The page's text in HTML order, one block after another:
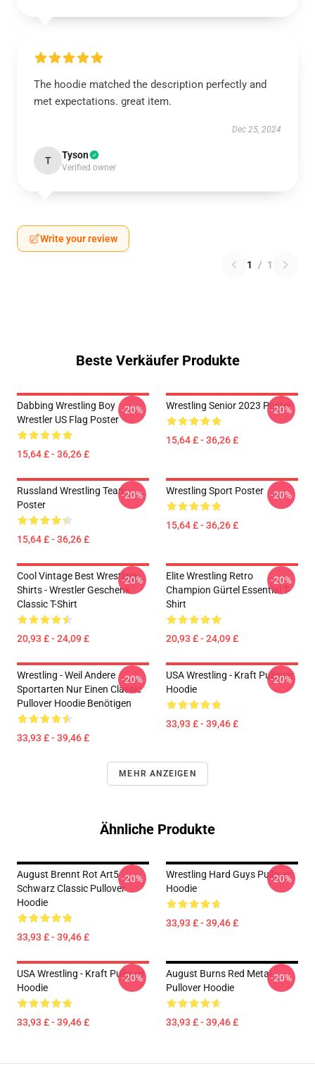
The hoodie matched the description perfectly and
met expectations. great item.
Dec 25, 2024
T Tyson
Verified owner
Write your review
1 / 1
Beste Verkäufer Produkte
Dabbing Wrestling Boy
Wrestler US Flag Poster
15,64 £ - 36,26 £
-20% Wrestling Senior 2023 Poster
15,64 £ - 36,26 £
-20%
Russland Wrestling Team
Poster
15,64 £ - 36,26 £
-20% Wrestling Sport Poster
15,64 £ - 36,26 £
-20%
Cool Vintage Best Wrestling
Shirts - Wrestler Geschenk
Classic T-Shirt
20,93 £ - 24,09 £
-20%
Elite Wrestling Retro
Champion Gürtel Essential T-
Shirt
20,93 £ - 24,09 £
-20%
Wrestling - Weil Andere
Sportarten Nur Einen Classic
Pullover Hoodie Benötigen
33,93 £ - 39,46 £
-20%
USA Wrestling - Kraft Pullover
Hoodie
33,93 £ - 39,46 £
-20%
MEHR ANZEIGEN
Ähnliche Produkte
August Brennt Rot Art5
Schwarz Classic Pullover
Hoodie
33,93 £ - 39,46 £
-20%
Wrestling Hard Guys Pullover
Hoodie
33,93 £ - 39,46 £
-20%
USA Wrestling - Kraft Pullover
Hoodie
33,93 £ - 39,46 £
-20%
August Burns Red Metal
Pullover Hoodie
33,93 £ - 39,46 £
-20%